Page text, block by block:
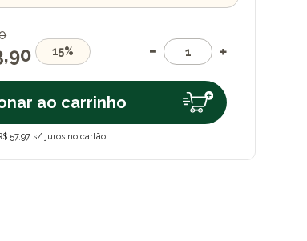
15%
ao carrinho
57,97 s/ juros no cartão